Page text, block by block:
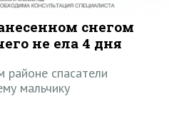
снегом
не ела 4 дня
районе спасатели
мальчику